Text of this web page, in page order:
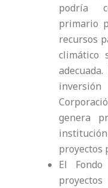
podría
primario
recursos
climático
genera
proyectos
El